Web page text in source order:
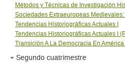
Métodos y Técnicas de Investigación
Sociedades Extraeuropeas
Tendencias Historiográficas Actuales I
Tendencias Historiográficas Actuales I
Transición A La Democracia En
+ Segundo cuatrimestre